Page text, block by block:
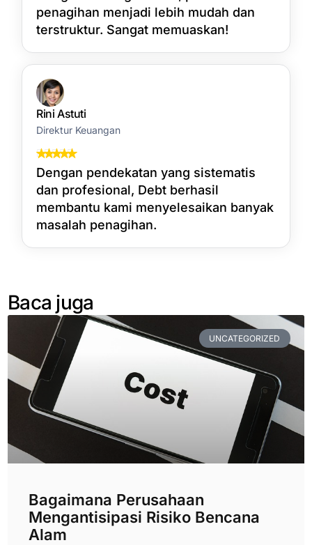
penagihan menjadi lebih mudah dan
terstruktur. Sangat memuaskan!
Rini Astuti
Direktur Keuangan
Dengan pendekatan yang sistematis
dan profesional, Debt berhasil
membantu kami menyelesaikan banyak
masalah penagihan.
Baca juga
UNCATEGORIZED
Bagaimana Perusahaan
Mengantisipasi Risiko Bencana
Alam